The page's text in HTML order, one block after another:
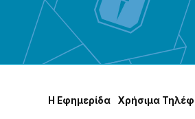
Η Εφημερίδα Χρήσɩμα